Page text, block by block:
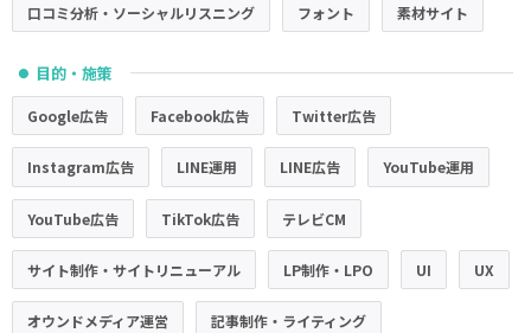
口コミ分析・ソーシャルリスニング フォント 素材サイト
● 目的・施策
Google広告 Facebook広告 Twitter広告
Instagram広告 LINE運用 LINE広告 YouTube運用
YouTube広告 TikTok広告 テレビCM
サイト制作・サイトリニューアル LP制作・LPO UI UX
オウンドメディア運営 記事制作・ライティング